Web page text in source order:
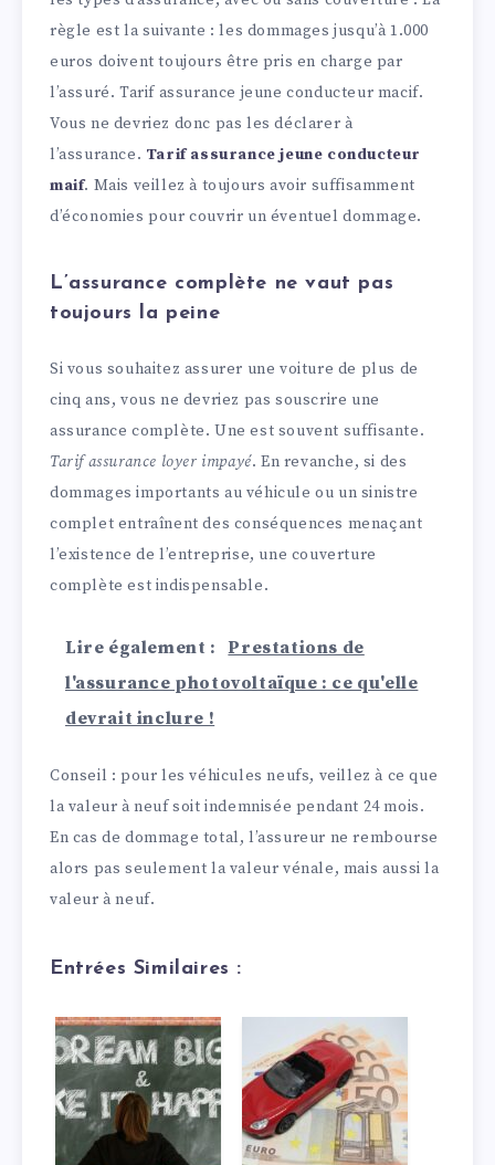
règle est la suivante : les dommages jusqu’à 1.000
euros doivent toujours être pris en charge par
l’assuré. Tarif assurance jeune conducteur macif.
Vous ne devriez donc pas les déclarer à
l’assurance. Tarif assurance jeune conducteur
maif. Mais veillez à toujours avoir suffisamment
d’économies pour couvrir un éventuel dommage.
L’assurance complète ne vaut pas
toujours la peine
Si vous souhaitez assurer une voiture de plus de
cinq ans, vous ne devriez pas souscrire une
assurance complète. Une est souvent suffisante.
Tarif assurance loyer impayé. En revanche, si des
dommages importants au véhicule ou un sinistre
complet entraînent des conséquences menaçant
l’existence de l’entreprise, une couverture
complète est indispensable.
Lire également :
Prestations de
l'assurance photovoltaïque : ce qu'elle
devrait inclure !
Conseil : pour les véhicules neufs, veillez à ce que
la valeur à neuf soit indemnisée pendant 24 mois.
En cas de dommage total, l’assureur ne rembourse
alors pas seulement la valeur vénale, mais aussi la
valeur à neuf.
Entrées Similaires :